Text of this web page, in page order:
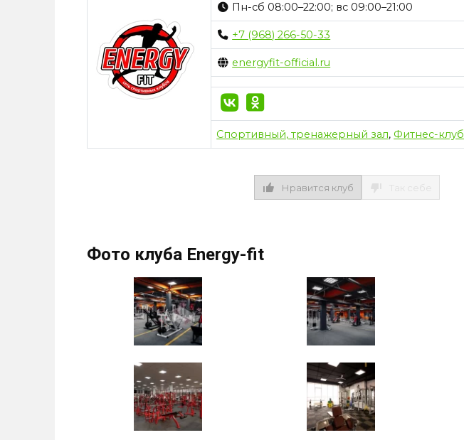
Пн-сб 08:00–22:00; вс 09:00–21:00
+7 (968) 266-50-33
energyfit-official.ru
Спортивный, тренажерный зал, Фитнес-клуб
Нравится клуб
Фото клуба Energy-fit